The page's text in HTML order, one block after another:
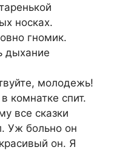
носках.
гномик.
молодежь!
комнатке спит.
все сказки
Уж больно он
он. Я